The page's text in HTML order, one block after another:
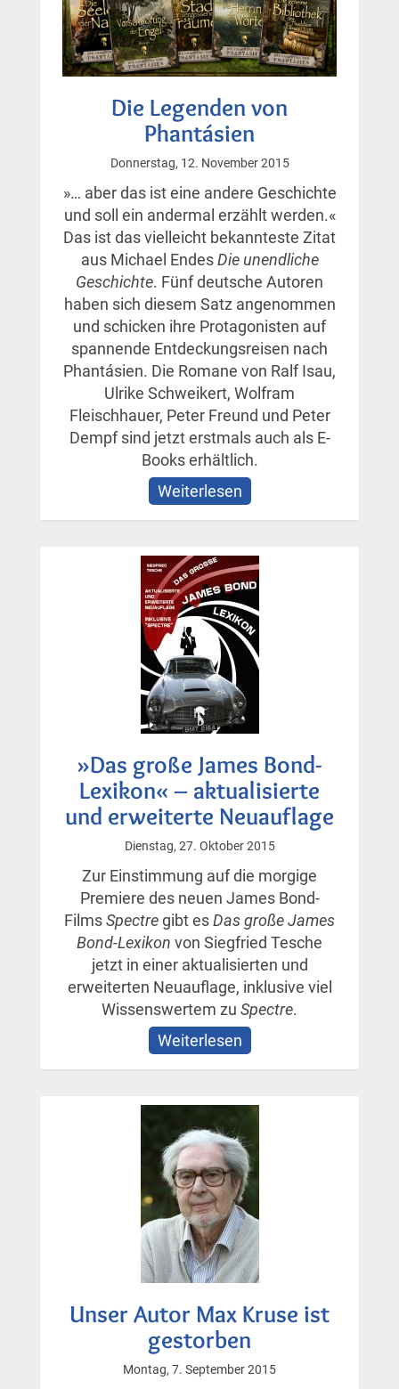
Die Legenden von
Phantásien
Donnerstag, 12. November 2015
»… aber das ist eine andere Geschichte
und soll ein andermal erzählt werden.«
Das ist das vielleicht bekannteste Zitat
aus Michael EndesDie unendliche
Geschichte. Fünf deutsche Autoren
haben sich diesem Satz angenommen
und schicken ihre Protagonisten auf
spannende Entdeckungsreisen nach
Phantásien. Die Romane von Ralf Isau,
Ulrike Schweikert, Wolfram
Fleischhauer, Peter Freund und Peter
Dempf sind jetzt erstmals auch als E-
Books erhältlich.
Weiterlesen
von
Phantásien
»Das große James Bond-
Lexikon« – aktualisierte
und erweiterte Neuauflage
Dienstag, 27. Oktober 2015
Zur Einstimmung auf die morgige
Premiere des neuen James Bond-
FilmsSpectregibt esDas große James
Bond-Lexikon von Siegfried Tesche
jetzt in einer aktualisierten und
erweiterten Neuauflage, inklusive viel
Wissenswertem zu Spectre.
Weiterlesen
James
Lexikon«
–
aktualisierte
und
erweiterte
Neuauflage
Unser Autor Max Kruse ist
gestorben
Montag, 7. September 2015